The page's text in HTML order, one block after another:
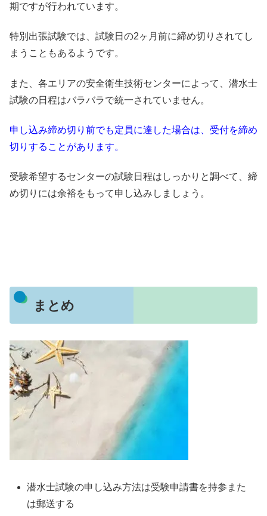
期ですが行われています。
特別出張試験では、試験日の2ヶ月前に締め切りされてし
まうこともあるようです。
また、各エリアの安全衛生技術センターによって、潜水士
試験の日程はバラバラで統一されていません。
申し込み締め切り前でも定員に達した場合は、受付を締め
切りすることがあります。
受験希望するセンターの試験日程はしっかりと調べて、締
め切りには余裕をもって申し込みしましょう。
まとめ
潜水士試験の申し込み方法は受験申請書を持参また
は郵送する